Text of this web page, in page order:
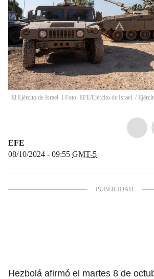
El Ejército de Israel. I Foto: EFE/Ejército de Israel. /
EFE
08/10/2024 - 09:55 GMT-5
Hezbolá afirmó el martes 8 de